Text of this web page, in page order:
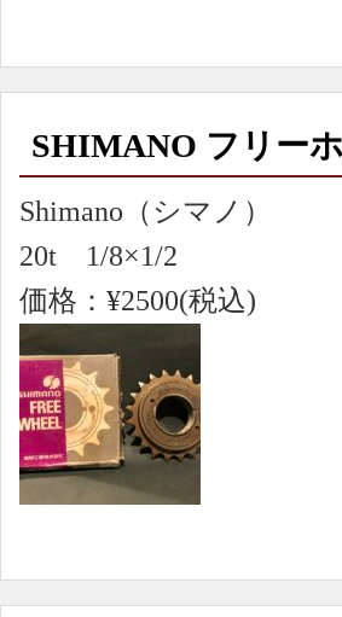
SHIMANO フリー
Shimano（シマノ）
20t 1/8×1/2
価格：¥2500(税込)